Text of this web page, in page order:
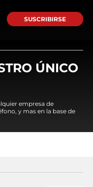
SUSCRIBIRSE
ÚNICO
empresa de
y mas en la base de